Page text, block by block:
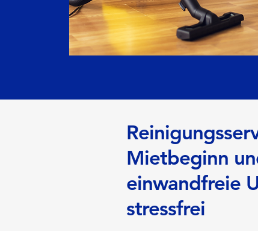
Mietbeginn
einwandfreie
stressfrei